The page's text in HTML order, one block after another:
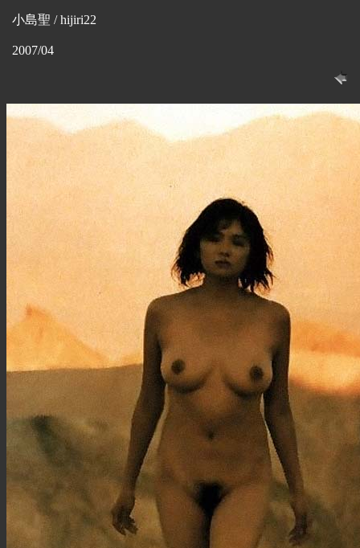
小島聖 / hijiri22
2007/04